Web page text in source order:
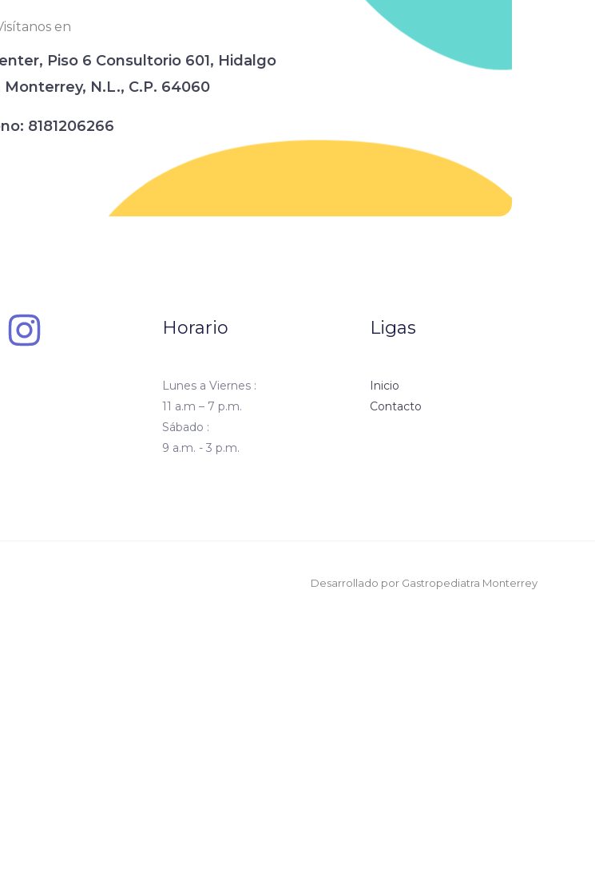
en
Piso 6 Consultorio 601, Hidalgo
Monterrey, N.L., C.P. 64060
8181206266
Horario
Lunes a Viernes :
11 a.m – 7 p.m.
Sábado :
9 a.m. - 3 p.m.
Ligas
Inicio
Contacto
Desarrollado por Gastropediatra Monterrey